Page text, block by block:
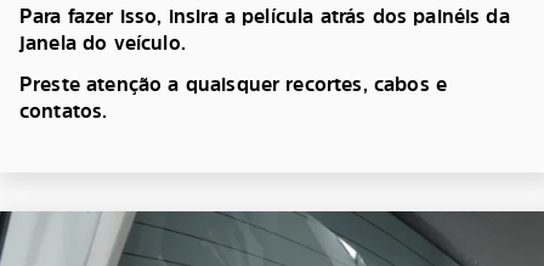
Para fazer isso, insira a película atrás dos painéis da
janela do veículo.
Preste atenção a quaisquer recortes, cabos e
contatos.